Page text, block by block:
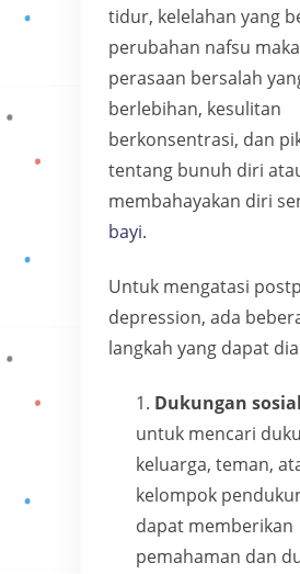
tidur, kelelahan yang
perubahan nafsu
perasaan bersalah
berlebihan, kesulitan
berkonsentrasi, dan
tentang bunuh diri
membahayakan diri
bayi.
Untuk mengatasi
depression, ada
langkah yang dapat
Dukungan sosial
untuk mencari
keluarga, teman,
kelompok
dapat memberikan
pemahaman dan